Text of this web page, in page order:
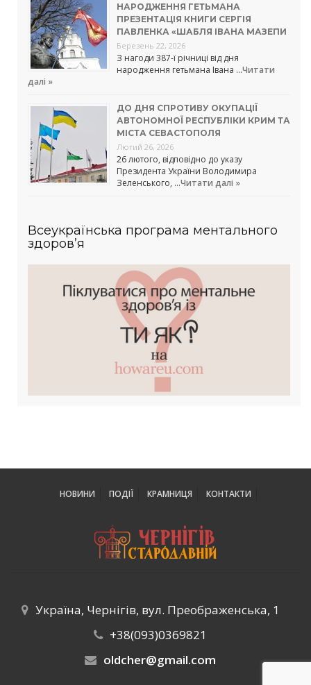
НАРОДЖЕННЯ ГЕТЬМАНА
ПРЕЗЕНТАЦІЯ КНИГИ СЕРГІЯ
ПАВЛЕНКА «ШАБЛЯ ІВАНА МАЗЕПИ
Березень 22, 2026
З нагоди 387-ї річниці від дня
народження гетьмана Івана …Читати
далі »
ДО ДНЯ СПРОТИВУ ОКУПАЦІЇ
АВТОНОМНОЇ РЕСПУБЛІКИ КРИМ ТА
МІСТА СЕВАСТОПОЛЯ
Лютий 26, 2026
26 лютого, відповідно до указу
Президента України Володимира
Зеленського, …Читати далі »
Всеукраїнська програма ментального
здоров’я
НОВИНИ ПОДІЇ КРАМНИЦЯ КОНТАКТИ
Україна, Чернігів, вул. Преображенська, 1
+38(093)0369821
oldcher@gmail.com